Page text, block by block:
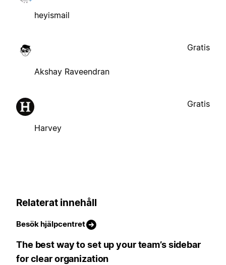
heyismail
Akshay Raveendran
Gratis
Harvey
Gratis
Relaterat innehåll
Besök hjälpcentret
The best way to set up your team’s sidebar
for clear organization